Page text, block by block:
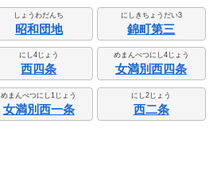
しょうわだんち
昭和団地
にしきちょうだい3
錦町第三
にし4じょう
西四条
めまんべつにし4じょう
女満別西四条
めまんべつにし1じょう
女満別西一条
にし2じょう
西二条